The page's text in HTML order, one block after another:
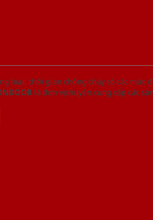
loại, thời gian chống cháy có các mức
là đơn vị chuyên cung cấp các